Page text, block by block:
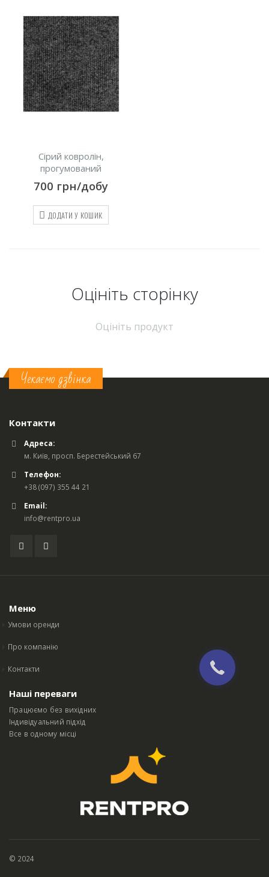
Сірий ковролін,
прогумований
700 грн/добу
ДОДАТИ У КОШИК
Оцініть cторінку
Оцініть продукт
Чекаємо дзвінка
Контакти
Адреса:
м. Київ, просп. Берестейський 67
Телефон:
+38 (097) 355 44 21
Email:
info@rentpro.ua
Меню
Умови оренди
Про компанію
Контакти
Наші переваги
Працюємо без вихідних
Індивідуальний підхід
Все в одному місці
© 2024